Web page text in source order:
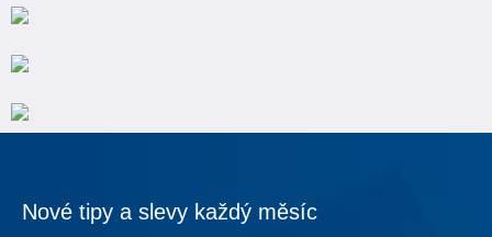
Nové tipy a slevy každý měsíc